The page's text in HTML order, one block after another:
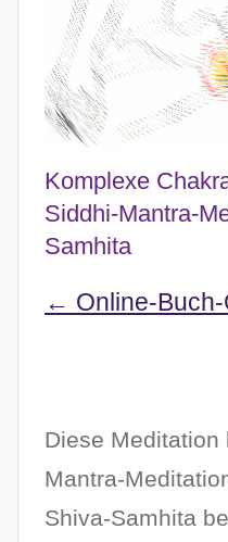
Komplexe
Siddhi-Mantra-
Samhita
← Online-
Diese
Mantra-
Shiva-Samhita